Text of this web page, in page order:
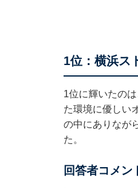
1位：横浜ス
1位に輝いたの
た環境に優しい
の中にありなが
た。
回答者コメン